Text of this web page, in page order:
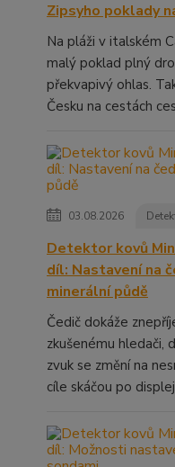
Zipsyho poklady
Na pláži v italském
malý poklad plný
překvapivý ohlas.
Česku na cestách
03.08.2026
Detektor kovů
díl: Nastavení na
minerální půdě
Čedič dokáže
zkušenému hledači,
zvuk se změní na
cíle skáčou po